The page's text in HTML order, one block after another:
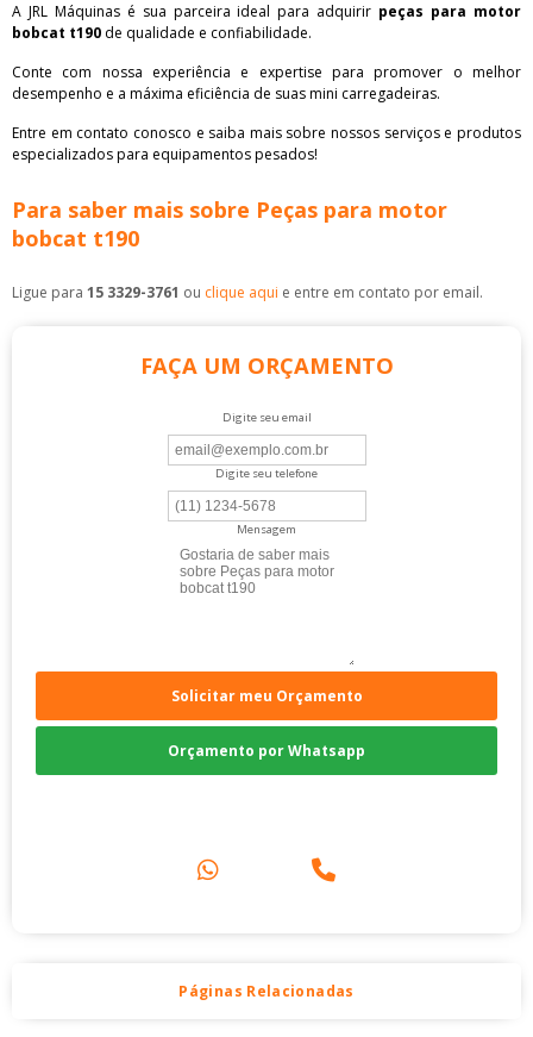
A JRL Máquinas é sua parceira ideal para adquirir peças para motor
bobcat t190 de qualidade e confiabilidade.
Conte com nossa experiência e expertise para promover o melhor
desempenho e a máxima eficiência de suas mini carregadeiras.
Entre em contato conosco e saiba mais sobre nossos serviços e produtos
especializados para equipamentos pesados!
Para saber mais sobre Peças para motor
bobcat t190
Ligue para 15 3329-3761 ou clique aqui e entre em contato por email.
FAÇA UM ORÇAMENTO
Digite seu email
Digite seu telefone
Mensagem
Solicitar meu Orçamento
Orçamento por Whatsapp
Páginas Relacionadas